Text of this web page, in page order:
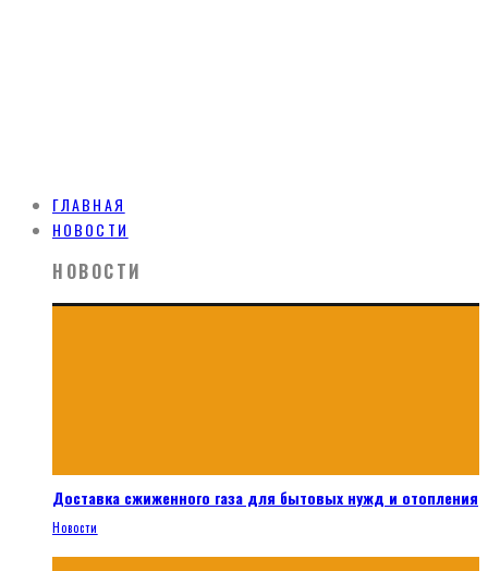
ГЛАВНАЯ
НОВОСТИ
НОВОСТИ
Доставка сжиженного газа для бытовых нужд и отопления
Новости